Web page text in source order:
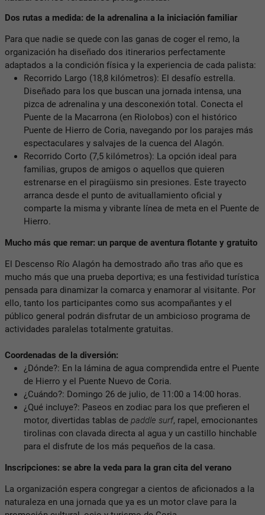
Dos rutas a medida: de la adrenalina a la iniciación familiar
Para que nadie se quede con las ganas de coger el remo, la
organización ha diseñado dos itinerarios perfectamente
adaptados a la condición física y la experiencia de cada palista:
Recorrido Largo (18,8 kilómetros): El desafío estrella.
Diseñado para los que buscan una jornada intensa, una
pizca de adrenalina y una desconexión total. Conecta el
Puente de la Macarrona (en Riolobos) con el histórico
Puente de Hierro de Coria, navegando por los parajes más
espectaculares y salvajes de la cuenca del Alagón.
Recorrido Corto (7,5 kilómetros): La opción ideal para
familias, grupos de amigos o aquellos que quieren
estrenarse en el piragüismo sin presiones. Este trayecto
arranca desde el punto de avituallamiento oficial y
comparte la misma y vibrante línea de meta en el Puente de
Hierro.
Mucho más que remar: un parque de aventura flotante y gratuito
El Descenso Río Alagón ha demostrado año tras año que es
mucho más que una prueba deportiva; es una festividad turística
pensada para dinamizar la comarca y enamorar al visitante. Por
ello, tanto los participantes como sus acompañantes y el
público general podrán disfrutar de un ambicioso programa de
actividades paralelas totalmente gratuitas.
Coordenadas de la diversión:
¿Dónde?: En la lámina de agua comprendida entre el Puente
de Hierro y el Puente Nuevo de Coria.
¿Cuándo?: Domingo 26 de julio, de 11:00 a 14:00 horas.
¿Qué incluye?: Paseos en zodiac para los que prefieren el
motor, divertidas tablas de paddle surf, rapel, emocionantes
tirolinas con clavada directa al agua y un castillo hinchable
para el disfrute de los más pequeños de la casa.
Inscripciones: se abre la veda para la gran cita del verano
La organización espera congregar a cientos de aficionados a la
naturaleza en una jornada que ya es un motor clave para la